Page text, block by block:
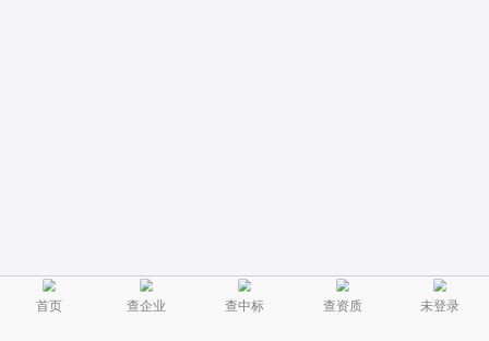
首页 查企业 查中标 查资质 未登录